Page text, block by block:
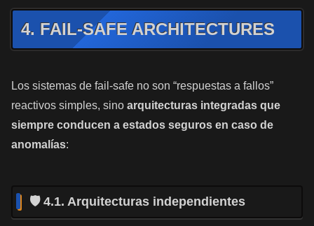
4. FAIL-SAFE ARCHITECTURES
Los sistemas de fail-safe no son “respuestas a fallos”
reactivos simples, sino arquitecturas integradas que
siempre conducen a estados seguros en caso de
anomalías:
🛡️ 4.1. Arquitecturas independientes